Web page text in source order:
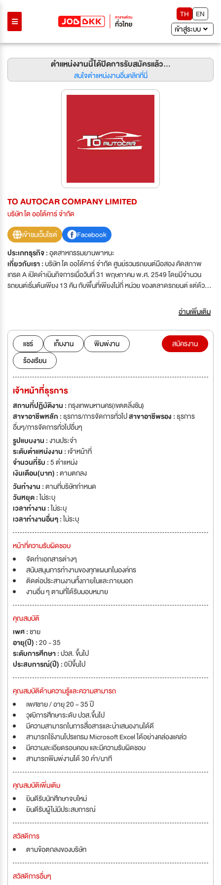
TH
EN
เข้าสู่ระบบ
ตำแหน่งงานนี้ได้ปิดการรับสมัครแล้ว...
สนใจตำแหน่งงานอื่นคลิกที่นี่
TO AUTOCAR COMPANY LIMITED
บริษัท โต ออโต้คาร์ จำกัด
เข้าชมเว็บไซต์
Facebook
ประเภทธุรกิจ :อุตสาหกรรมยานพาหนะ
เกี่ยวกับเรา :บริษัท โต ออโต้คาร์ จำกัด ศูนย์รวมรถยนต์มือสอง คัดสภาพ
เกรด A เปิดดำเนินกิจการเมื่อวันที่ 31 พฤษภาคม พ.ศ. 2549 โดยมีจำนวน
รถยนต์เริ่มต้นเพียง 13 คัน กับพื้นที่เพียงไม่กี่ หน่วย ของตลาดรถยนต์ แต่ด้วย
ศักยภาพสูง จนประสบความสำเร็จได้อย่างรวดเร็ว และขึ้นเป็นโชว์รูม รถยนต์ มือ
สอง แถวหน้าภายในเวลา เพียง 3 ปี ปัจจุบันบริษัทมีรถยนต์คุณภาพ ให้ลูกค้า
เลือกมากกว่า 200 คัน และมียอดขายมากกว่า 80 คัน ต่อเดือน เหตุผลสำคัญที่
ทำให้ลูกค้าให้ความไว้วางใจในการ แลกเปลี่ยน ซื้อ ขาย เพราะเรามีทีมงานที่มี
คุณภาพ มีการอบรมความรู้ความสามารถ ในการเอาใจใส่ แนะนำ ตอบคำถาม
และแก้ไขปัญหาให้ลูกค้า อย่างจริงจัง นอกจากนี้ราคารถยนต์ ของเรามั่นใจได้ว่า
ถูกกว่า ราคากลางของตลาดรถยนต์ มือสองทั่วไปอย่างแน่นอน
อ่านเพิ่มเติม
แชร์ เก็บงาน
พิมพ์งาน
ร้องเรียน
สมัครงาน
เจ้าหน้าที่ธุรการ
สถานที่ปฏิบัติงาน :กรุงเทพมหานคร(เขตตลิ่งชัน)
สาขาอาชีพหลัก :ธุรการ/การจัดการทั่วไปสาขาอาชีพรอง :ธุรการ
อื่นๆ/การจัดการทั่วไปอื่นๆ
รูปแบบงาน :งานประจำ
ระดับตำแหน่งงาน : เจ้าหน้าที่
จำนวนที่รับ :5 ตำแหน่ง
เงินเดือน(บาท) :ตามตกลง
วันทำงาน :ตามที่บริษัทกำหนด
วันหยุด :ไม่ระบุ
เวลาทำงาน :ไม่ระบุ
เวลาทำงานอื่นๆ :ไม่ระบุ
หน้าที่ความรับผิดชอบ
จัดทำเอกสารต่างๆ
สนับสนุนการทำงานของทุกแผนกในองค์กร
ติดต่อประสานงานทั้งภายในและภายนอก
งานอื่น ๆ ตามที่ได้รับมอบหมาย
คุณสมบัติ
เพศ :ชาย
อายุ(ปี) :20 - 35
ระดับการศึกษา :ปวส. ขึ้นไป
ประสบการณ์(ปี) :0ปีขึ้นไป
คุณสมบัติด้านความรู้และความสามารถ
เพศชาย / อายุ 20 – 35 ปี
วุฒิการศึกษาระดับ ปวส.ขึ้นไป
มีความสามารถในการสื่อสารและนำเสนองานได้ดี
สามารถใช้งานโปรแกรม Microsoft Excel ได้อย่างคล่องแคล่ว
มีความละเอียดรอบคอบ และมีความรับผิดชอบ
สามารถพิมพ์งานได้ 30 คำ/นาที
คุณสมบัติเพิ่มเติม
ยินดีรับนักศึกษาจบใหม่
ยินดีรับผู้ไม่มีประสบการณ์
สวัสดิการ
ตามข้อตกลงของบริษัท
สวัสดิการอื่นๆ